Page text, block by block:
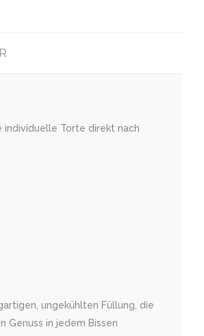
individuelle Torte direkt nach
ungekühlten Füllung, die
Genuss in jedem Bissen